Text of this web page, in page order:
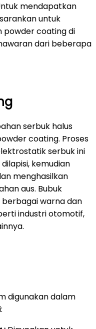
mendapatkan
untuk
powder coating di
dari beberapa
serbuk halus
coating. Proses
serbuk ini
kemudian
menghasilkan
aus. Bubuk
warna dan
industri otomotif,
digunakan dalam